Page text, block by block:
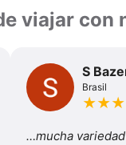
viajar con
S
Brasil
★★★
…mucha